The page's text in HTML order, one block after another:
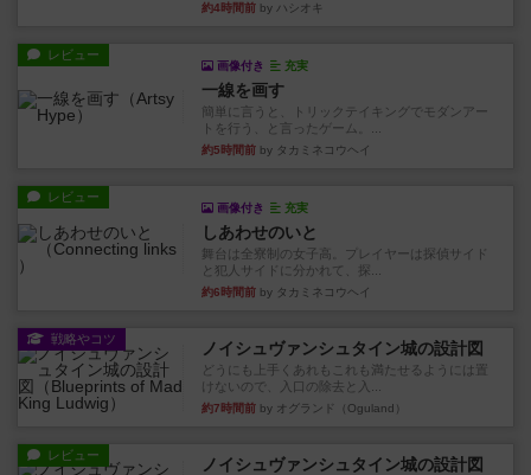
約4時間前 by ハシオキ
レビュー
画像付き 充実
一線を画す
簡単に言うと、トリックテイキングでモダンアー
トを行う、と言ったゲーム。...
約5時間前 by タカミネコウヘイ
レビュー
画像付き 充実
しあわせのいと
舞台は全寮制の女子高。プレイヤーは探偵サイド
と犯人サイドに分かれて、探...
約6時間前 by タカミネコウヘイ
戦略やコツ ノイシュヴァンシュタイン城の設計図
どうにも上手くあれもこれも満たせるようには置
けないので、入口の除去と入...
約7時間前 by オグランド（Oguland）
レビュー ノイシュヴァンシュタイン城の設計図